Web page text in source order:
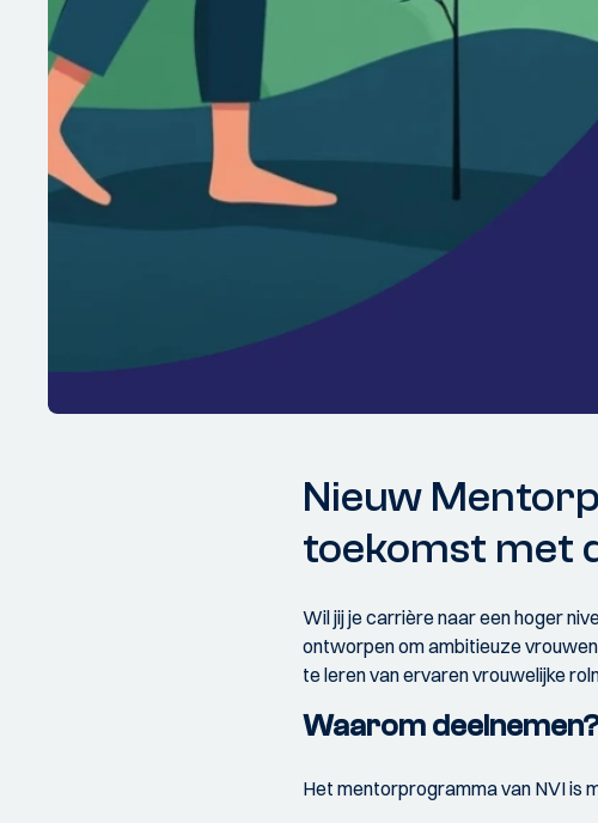
Nieuw
toekomst met
Wil jij je carrière naar een hoger
ontworpen om ambitieuze
te leren van ervaren vrouwelijke
Waarom
Het mentorprogramma van NVI is